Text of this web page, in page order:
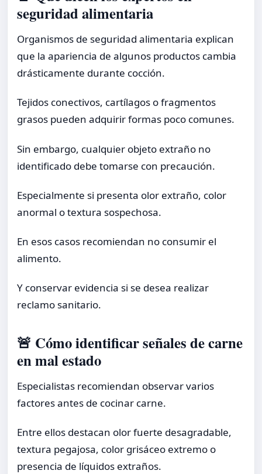
seguridad alimentaria
Organismos de seguridad alimentaria explican
que la apariencia de algunos productos cambia
drásticamente durante cocción.
Tejidos conectivos, cartílagos o fragmentos
grasos pueden adquirir formas poco comunes.
Sin embargo, cualquier objeto extraño no
identificado debe tomarse con precaución.
Especialmente si presenta olor extraño, color
anormal o textura sospechosa.
En esos casos recomiendan no consumir el
alimento.
Y conservar evidencia si se desea realizar
reclamo sanitario.
🚨 Cómo identificar señales de carne
en mal estado
Especialistas recomiendan observar varios
factores antes de cocinar carne.
Entre ellos destacan olor fuerte desagradable,
textura pegajosa, color grisáceo extremo o
presencia de líquidos extraños.